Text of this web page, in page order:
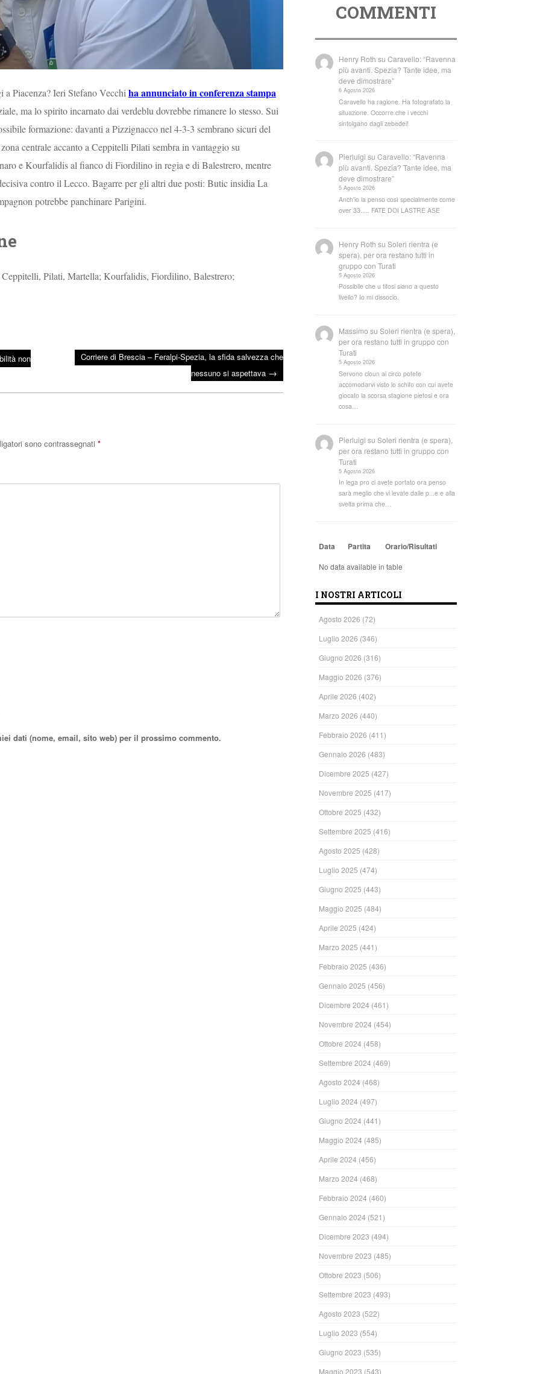
a Piacenza? Ieri Stefano Vecchiha annunciato in conferenza stampa
ma lo spirito incarnato dai verdeblu dovrebbe rimanere lo stesso. Sui
formazione: davanti a Pizzignacco nel 4-3-3 sembrano sicuri del
centrale accanto a Ceppitelli Pilati sembra in vantaggio su
e Kourfalidis al fianco di Fiordilino in regia e di Balestrero, mentre
contro il Lecco. Bagarre per gli altri due posti: Butic insidia La
potrebbe panchinare Parigini.
Pilati, Martella; Kourfalidis, Fiordilino, Balestrero;
non
Corriere di Brescia – Feralpi-Spezia, la sfida salvezza che
nessuno si aspettava →
sono contrassegnati *
dati (nome, email, sito web) per il prossimo commento.
COMMENTI
Henry Roth suCaravello: “Ravenna
più avanti. Spezia? Tante idee, ma
deve dimostrare”
6 Agosto 2026
Caravello ha ragione. Ha fotografato la
situazione. Occorre che i vecchi
sintolgano dagli zebedei!
Pierluigi suCaravello: “Ravenna
più avanti. Spezia? Tante idee, ma
deve dimostrare”
5 Agosto 2026
Anch'io la penso così specialmente come
over 33..... FATE DOI LASTRE ASE
Henry Roth suSoleri rientra (e
spera), per ora restano tutti in
gruppo con Turati
5 Agosto 2026
Possibile che u tifosi siano a questo
livello? Io mi dissocio.
Massimo suSoleri rientra (e spera),
per ora restano tutti in gruppo con
Turati
5 Agosto 2026
Servono cloun al circo potete
accomodarvi visto lo schifo con cui avete
giocato la scorsa stagione pietosi e ora
cosa…
Pierluigi suSoleri rientra (e spera),
per ora restano tutti in gruppo con
Turati
5 Agosto 2026
In lega pro ci avete portato ora penso
sarà meglio che vi levate dalle p...e e alla
svelta prima che…
Data Partita Orario/Risultati
No data available in table
I NOSTRI ARTICOLI
Agosto 2026 (72)
Luglio 2026 (346)
Giugno 2026 (316)
Maggio 2026 (376)
Aprile 2026 (402)
Marzo 2026 (440)
Febbraio 2026 (411)
Gennaio 2026 (483)
Dicembre 2025 (427)
Novembre 2025 (417)
Ottobre 2025 (432)
Settembre 2025 (416)
Agosto 2025 (428)
Luglio 2025 (474)
Giugno 2025 (443)
Maggio 2025 (484)
Aprile 2025 (424)
Marzo 2025 (441)
Febbraio 2025 (436)
Gennaio 2025 (456)
Dicembre 2024 (461)
Novembre 2024 (454)
Ottobre 2024 (458)
Settembre 2024 (469)
Agosto 2024 (468)
Luglio 2024 (497)
Giugno 2024 (441)
Maggio 2024 (485)
Aprile 2024 (456)
Marzo 2024 (468)
Febbraio 2024 (460)
Gennaio 2024 (521)
Dicembre 2023 (494)
Novembre 2023 (485)
Ottobre 2023 (506)
Settembre 2023 (493)
Agosto 2023 (522)
Luglio 2023 (554)
Giugno 2023 (535)
Maggio 2023 (543)